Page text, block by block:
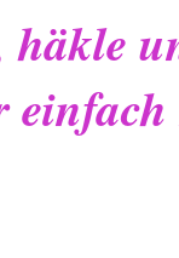
häkle